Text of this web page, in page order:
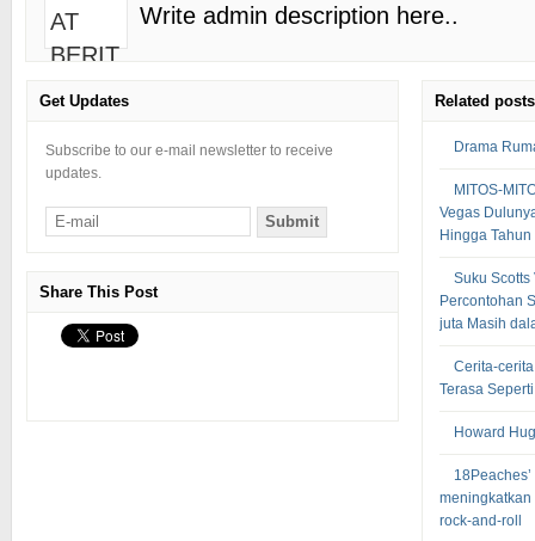
Write admin description here..
Get Updates
Subscribe to our e-mail newsletter to receive
updates.
Share This Post
Related posts
Drama
MITOS-
Vegas
Hingga
Suku
Percontohan
juta Masih
Cerita-
Terasa
Howard
rock-and-roll